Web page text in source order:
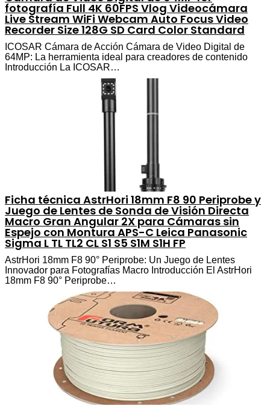
fotografía Full 4K 60FPS Vlog Videocámara
Live Stream WiFi Webcam Auto Focus Video
Recorder Size 128G SD Card Color Standard
ICOSAR Cámara de Acción Cámara de Video Digital de
64MP: La herramienta ideal para creadores de contenido
Introducción La ICOSAR…
Ficha técnica AstrHori 18mm F8 90 Periprobe y
Juego de Lentes de Sonda de Visión Directa
Macro Gran Angular 2X para Cámaras sin
Espejo con Montura APS-C Leica Panasonic
Sigma L TL TL2 CL S1 S5 S1M S1H FP
AstrHori 18mm F8 90° Periprobe: Un Juego de Lentes
Innovador para Fotografías Macro Introducción El AstrHori
18mm F8 90° Periprobe…